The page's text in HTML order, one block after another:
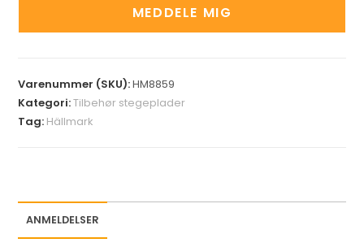
o
u
r
MEDDELE MIG
Varenummer (SKU):HM8859
Kategori:Tilbehør stegeplader
Tag: Hällmark
ANMELDELSER